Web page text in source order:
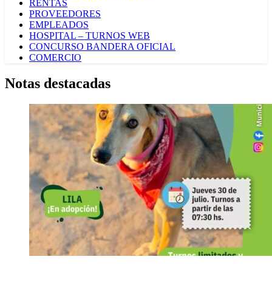
RENTAS
PROVEEDORES
EMPLEADOS
HOSPITAL – TURNOS WEB
CONCURSO BANDERA OFICIAL
COMERCIO
Notas destacadas